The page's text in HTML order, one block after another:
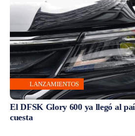
LANZAMIENTOS
El DFSK Glory 600 ya llegó al
cuesta